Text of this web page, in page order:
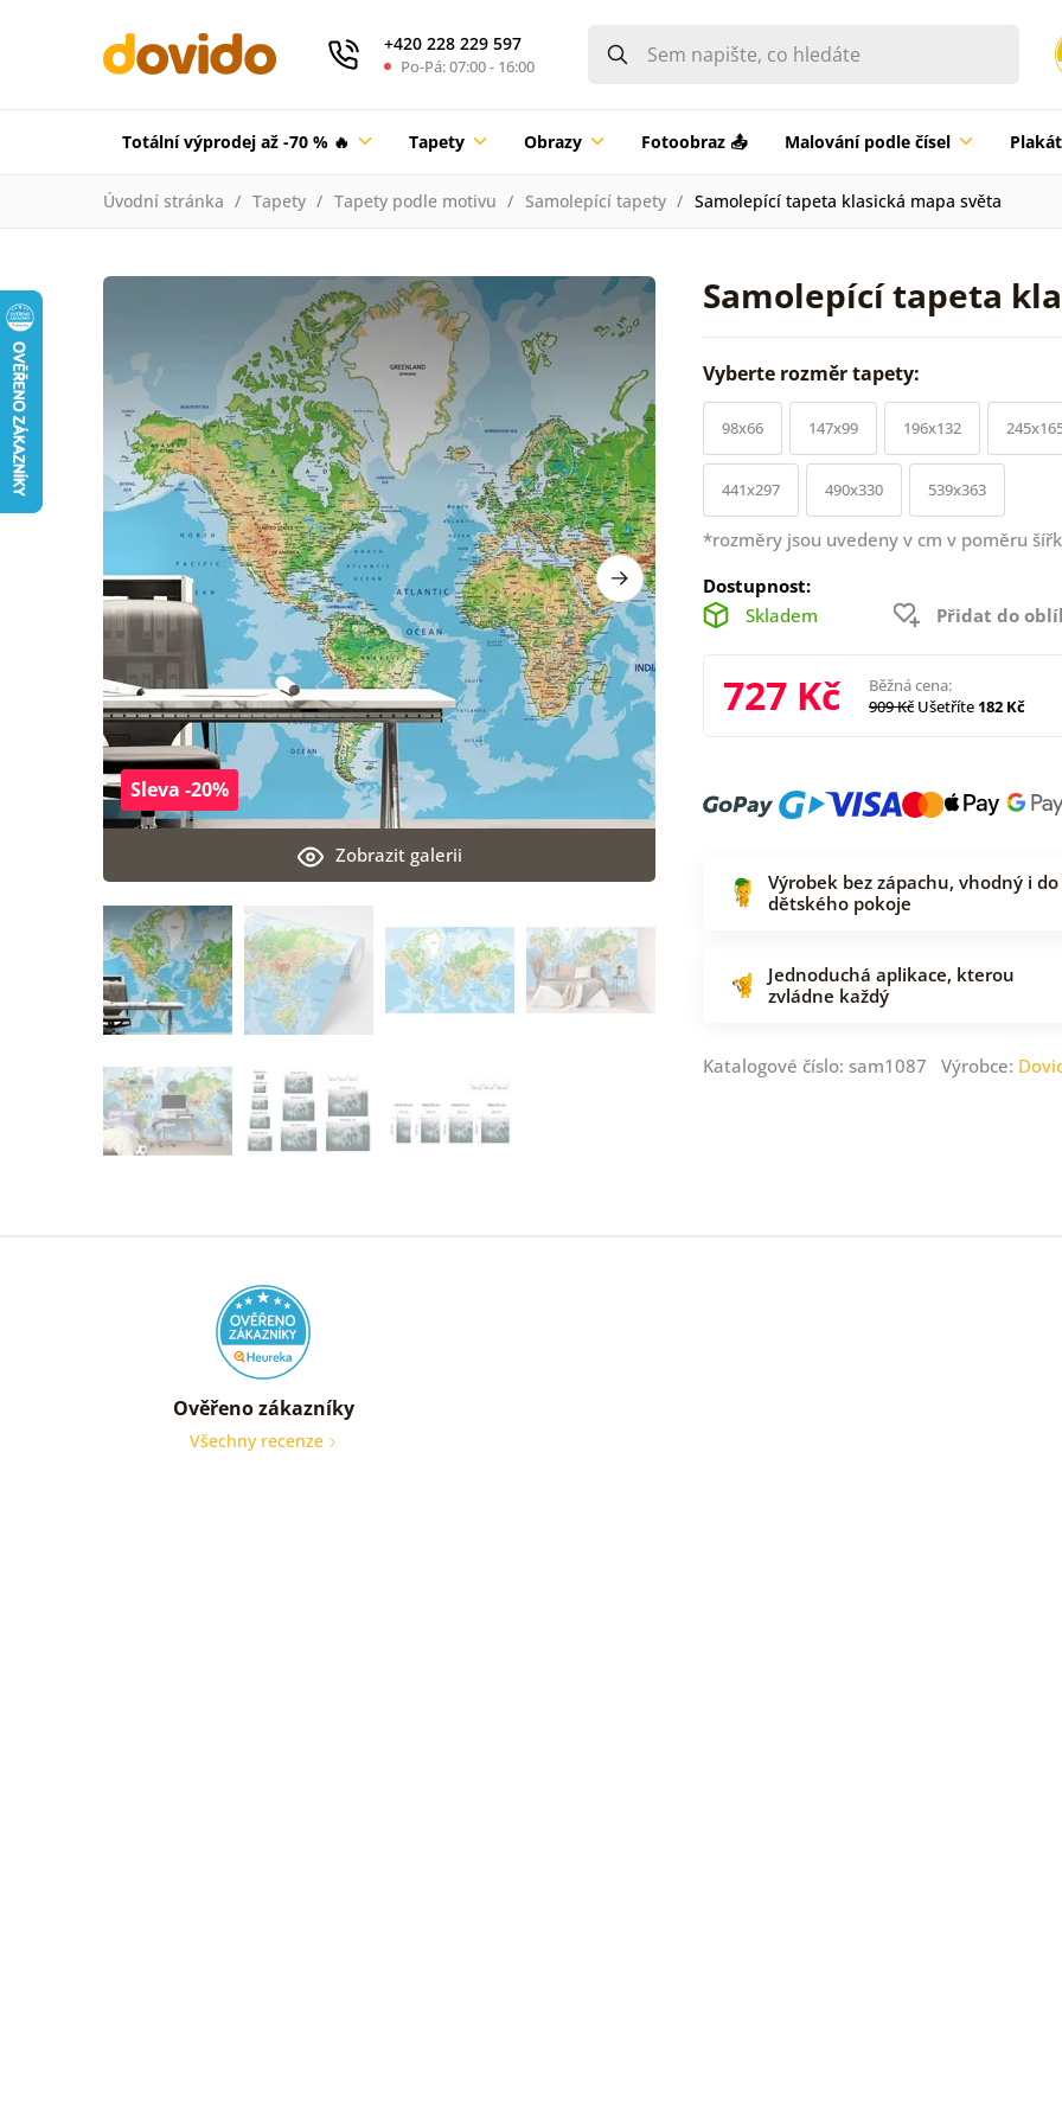
+420 228 229 597
Po-Pá: 07:00 - 16:00
Totální výprodej až -70 % 🔥 Tapety Obrazy Fotoobraz 📤 Malování podle čísel
Úvodní stránka Tapety Tapety podle motivu Samolepící tapety Samolepící tapeta klasická mapa světa
Samolepící tapeta
Zobrazit galerii
Sleva -20%
Vyberte rozměr tapety:
98x66 147x99 196x132
441x297 490x330 539x363
*rozměry jsou uvedeny v cm v poměru
Dostupnost:
Skladem
Přidat do
727 Kč
Běžná cena:
909 Kč Ušetříte 182 Kč
Výrobek bez zápachu, vhodný i do
dětského pokoje
Jednoduchá aplikace, kterou
zvládne každý
Katalogové číslo: sam1087 Výrobce:
Ověřeno zákazníky
Všechny recenze